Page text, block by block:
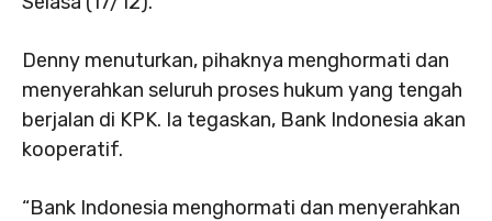
Denny menuturkan, pihaknya menghormati dan
menyerahkan seluruh proses hukum yang tengah
berjalan di KPK. Ia tegaskan, Bank Indonesia akan
kooperatif.
“Bank Indonesia menghormati dan menyerahkan